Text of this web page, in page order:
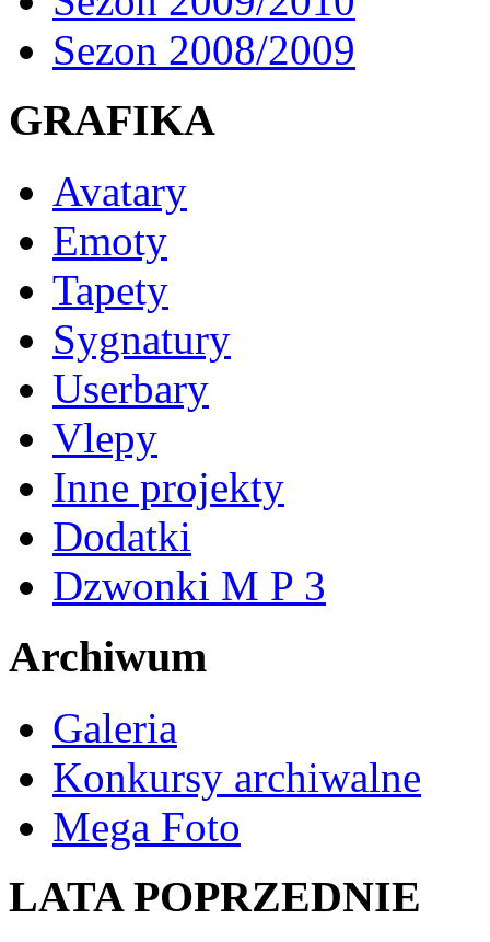
Sezon 2008/2009
GRAFIKA
Avatary
Emoty
Tapety
Sygnatury
Userbary
Vlepy
Inne projekty
Dodatki
Dzwonki M P 3
Archiwum
Galeria
Konkursy archiwalne
Mega Foto
LATA POPRZEDNIE